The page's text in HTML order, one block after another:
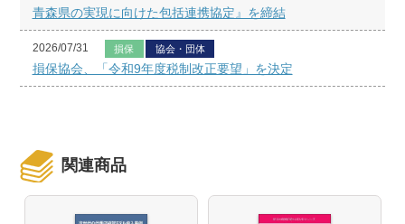
青森県の実現に向けた包括連携協定』を締結
2026/07/31 損保 協会・団体
損保協会、「令和9年度税制改正要望」を決定
関連商品